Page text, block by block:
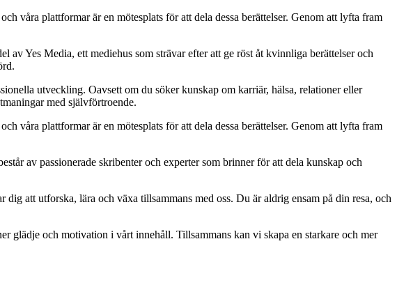
våra plattformar är en mötesplats för att dela dessa berättelser. Genom att lyfta fram
Yes Media, ett mediehus som strävar efter att ge röst åt kvinnliga berättelser och
utveckling. Oavsett om du söker kunskap om karriär, hälsa, relationer eller
med självförtroende.
våra plattformar är en mötesplats för att dela dessa berättelser. Genom att lyfta fram
av passionerade skribenter och experter som brinner för att dela kunskap och
att utforska, lära och växa tillsammans med oss. Du är aldrig ensam på din resa, och
glädje och motivation i vårt innehåll. Tillsammans kan vi skapa en starkare och mer